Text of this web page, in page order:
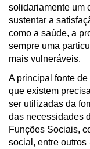
solidariamente um
sustentar a
como a saúde, a
sempre uma
mais vulneráveis.
A principal fonte
que existem
ser utilizadas da
das necessidades
Funções Sociais,
social, entre outros